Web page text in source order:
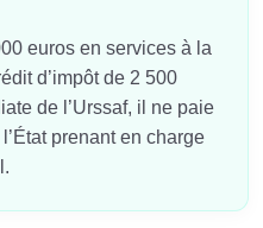
euros en services à la
d’impôt de 2 500
de l’Urssaf, il ne paie
prenant en charge